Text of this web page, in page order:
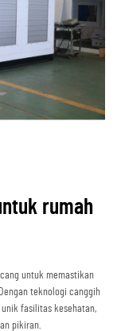
rumah
untuk memastikan
teknologi canggih
fasilitas kesehatan,
pikiran.